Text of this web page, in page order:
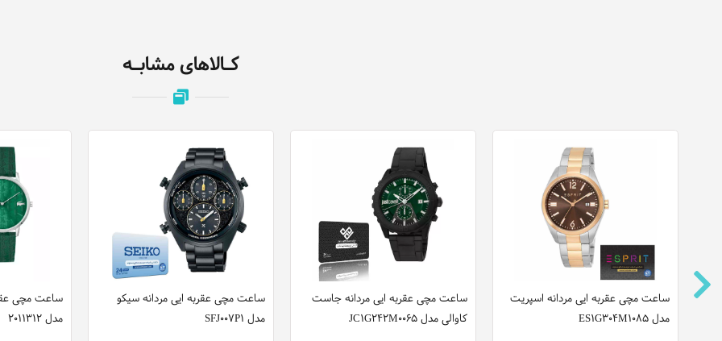
کـالاهای مشابـه
ساعت مچی
مدل 2011312
ساعت مچی عقربه ایی مردانه سیکو
مدل SFJ007P1
ساعت مچی عقربه ایی مردانه جاست
کاوالی مدل JC1G242M0065
ساعت مچی عقربه ایی مردانه اسپریت
مدل ES1G304M1085